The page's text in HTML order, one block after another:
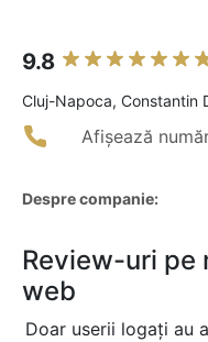
9.8
Cluj-Napoca, Constantin
Afișează
Despre companie:
Review-uri pe
web
Doar userii logați au